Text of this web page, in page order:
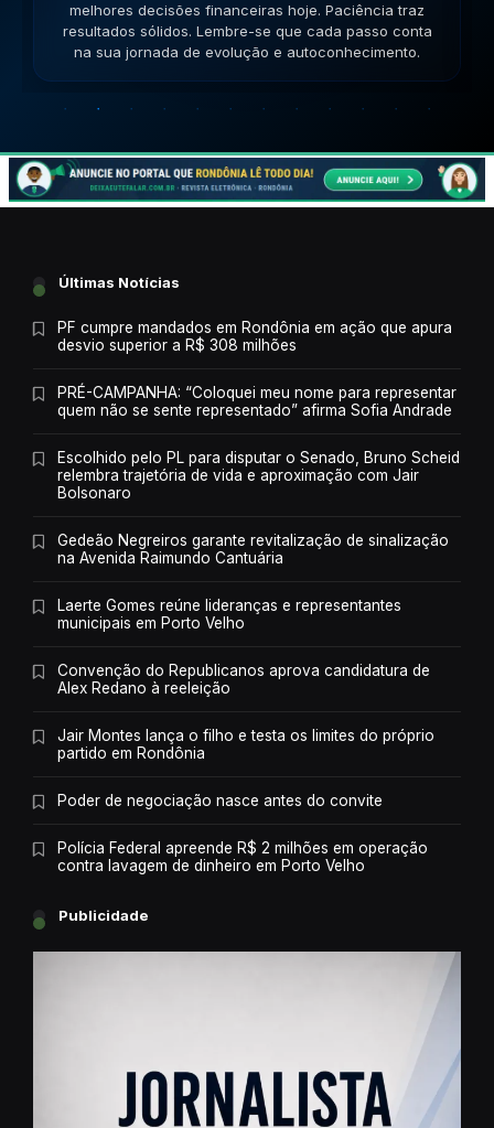
impasses de forma criativa. A versatilidade ajudará no
sucesso. Lembre-se que cada passo conta na sua
jornada de evolução e autoconhecimento.
Últimas Notícias
PF cumpre mandados em Rondônia em ação que apura
desvio superior a R$ 308 milhões
PRÉ-CAMPANHA: “Coloquei meu nome para representar
quem não se sente representado” afirma Sofia Andrade
Escolhido pelo PL para disputar o Senado, Bruno Scheid
relembra trajetória de vida e aproximação com Jair
Bolsonaro
Gedeão Negreiros garante revitalização de sinalização
na Avenida Raimundo Cantuária
Laerte Gomes reúne lideranças e representantes
municipais em Porto Velho
Convenção do Republicanos aprova candidatura de
Alex Redano à reeleição
Jair Montes lança o filho e testa os limites do próprio
partido em Rondônia
Poder de negociação nasce antes do convite
Polícia Federal apreende R$ 2 milhões em operação
contra lavagem de dinheiro em Porto Velho
Publicidade